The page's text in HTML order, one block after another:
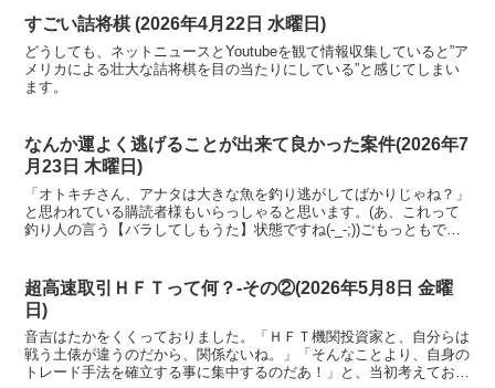
しでも読みやすくするためにフォーマットを改善しました。
すごい詰将棋 (2026年4月22日 水曜日)
どうしても、ネットニュースとYoutubeを観て情報収集していると”ア
メリカによる壮大な詰将棋を目の当たりにしている”と感じてしまい
ます。
なんか運よく逃げることが出来て良かった案件(2026年7
月23日 木曜日)
「オトキチさん、アナタは大きな魚を釣り逃がしてばかりじゃね？」
と思われている購読者様もいらっしゃると思います。(あ、これって
釣り人の言う【バラしてしもうた】状態ですね(-_-;))ごもっともで
超高速取引ＨＦＴって何？-その②(2026年5月8日 金曜
日)
音吉はたかをくくっておりました。「ＨＦＴ機関投資家と、自分らは
戦う土俵が違うのだから、関係ないね。」「そんなことより、自身の
トレード手法を確立する事に集中するのだあ！」と、当初考えており